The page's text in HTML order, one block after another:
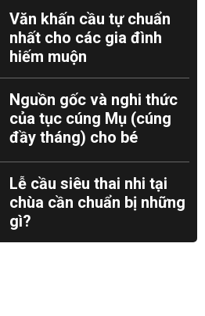
Văn khấn cầu tự chuẩn
nhất cho các gia đình
hiếm muộn
Nguồn gốc và nghi thức
của tục cúng Mụ (cúng
đầy tháng) cho bé
Lễ cầu siêu thai nhi tại
chùa cần chuẩn bị những
gì?